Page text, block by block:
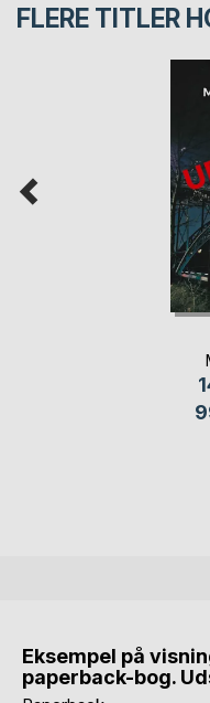
FLERE TITLER
Eksempel på
paperback-bog.